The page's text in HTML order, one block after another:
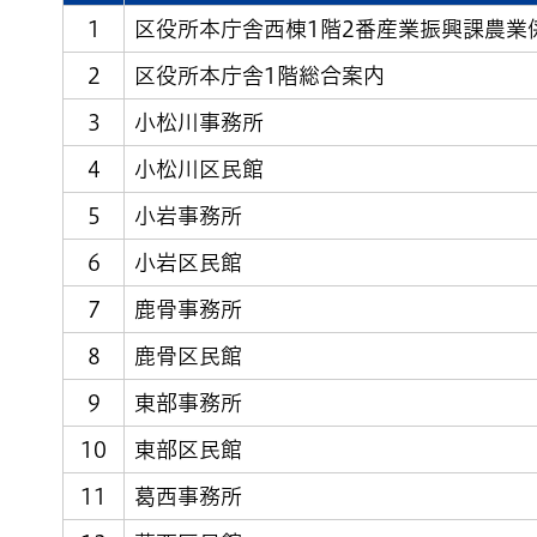
1 区役所本庁舎西棟1階2番産業振興課農業
2 区役所本庁舎1階総合案内
3 小松川事務所
4 小松川区民館
5 小岩事務所
6 小岩区民館
7 鹿骨事務所
8 鹿骨区民館
9 東部事務所
10 東部区民館
11 葛西事務所